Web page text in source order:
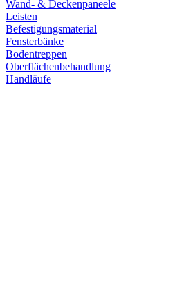
Wand- & Deckenpaneele
Leisten
Befestigungsmaterial
Fensterbänke
Bodentreppen
Oberflächenbehandlung
Handläufe